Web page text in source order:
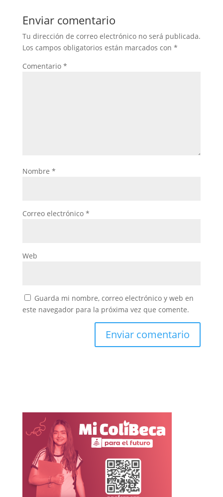
Enviar comentario
Tu dirección de correo electrónico no será publicada.
Los campos obligatorios están marcados con *
Comentario *
Nombre *
Correo electrónico *
Web
Guarda mi nombre, correo electrónico y web en
este navegador para la próxima vez que comente.